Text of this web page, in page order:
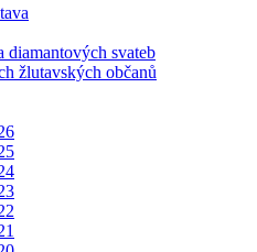
diamantových svateb
žlutavských občanů